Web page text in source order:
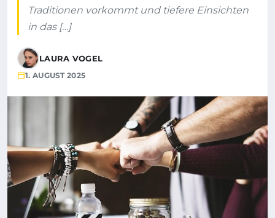
Traditionen vorkommt und tiefere Einsichten
in das […]
LAURA VOGEL
1. AUGUST 2025